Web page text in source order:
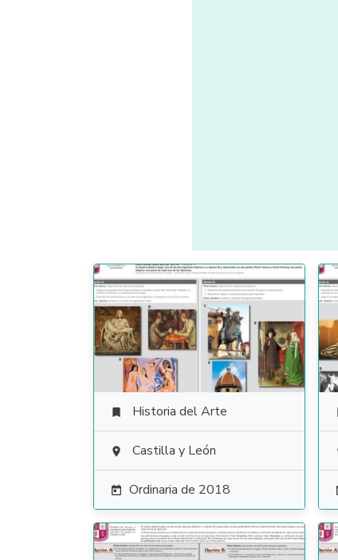
 Historia del Arte
 Castilla y León
 Ordinaria de 2018